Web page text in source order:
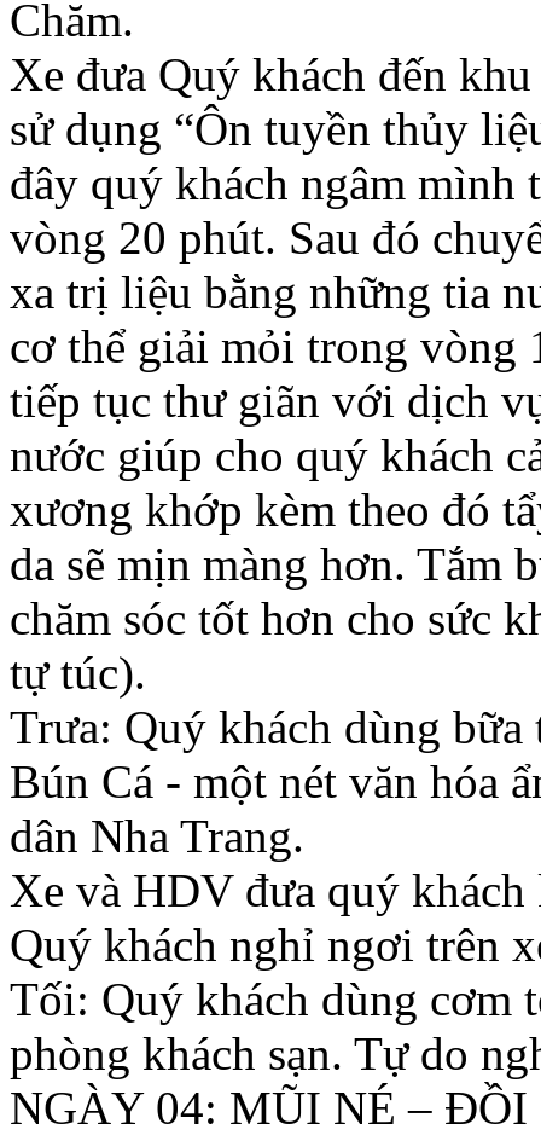
Chăm.
Xe đưa Quý khách đến
sử dụng “Ôn tuyền thủy
đây quý khách ngâm
vòng 20 phút. Sau đó
xa trị liệu bằng những tia
cơ thể giải mỏi trong vòng
tiếp tục thư giãn với dịch
nước giúp cho quý khách
xương khớp kèm theo đó
da sẽ mịn màng hơn. Tắm
chăm sóc tốt hơn cho sức
tự túc).
Trưa: Quý khách dùng
Bún Cá - một nét văn hóa
dân Nha Trang.
Xe và HDV đưa quý
Quý khách nghỉ ngơi trên
Tối: Quý khách dùng cơm
phòng khách sạn. Tự do
NGÀY 04: MŨI NÉ –